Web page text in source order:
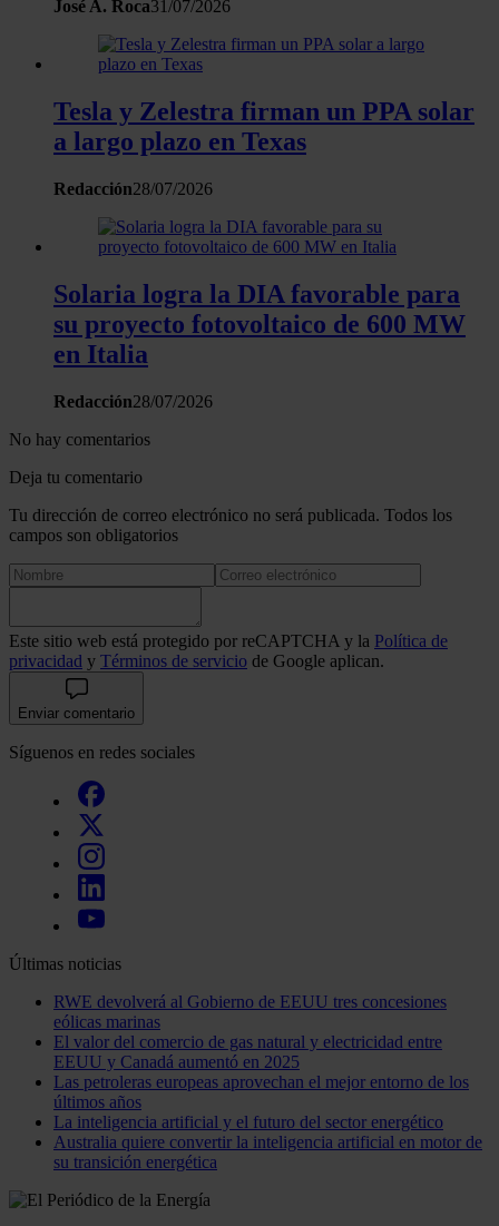
José A. Roca31/07/2026
Tesla y Zelestra firman un PPA solar
a largo plazo en Texas
Redacción28/07/2026
Solaria logra la DIA favorable para
su proyecto fotovoltaico de 600 MW
en Italia
Redacción28/07/2026
No hay comentarios
Deja tu comentario
Tu dirección de correo electrónico no será publicada. Todos los
campos son obligatorios
Este sitio web está protegido por reCAPTCHA y la Política de
privacidad y Términos de servicio de Google aplican.
Enviar comentario
Síguenos en redes sociales
Últimas noticias
RWE devolverá al Gobierno de EEUU tres concesiones
eólicas marinas
El valor del comercio de gas natural y electricidad entre
EEUU y Canadá aumentó en 2025
Las petroleras europeas aprovechan el mejor entorno de los
últimos años
La inteligencia artificial y el futuro del sector energético
Australia quiere convertir la inteligencia artificial en motor de
su transición energética